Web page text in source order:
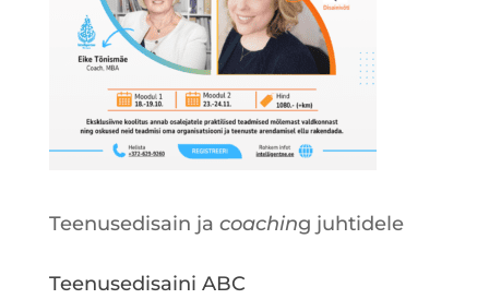
Teenusedisain ja coaching juhtidele
Teenusedisaini ABC